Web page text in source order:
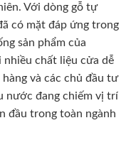
Với dòng gỗ tự
có mặt đáp ứng trong
sản phẩm của
nhiều chất liệu cửa dễ
và các chủ đầu tư
nước đang chiếm vị trí
đầu trong toàn ngành